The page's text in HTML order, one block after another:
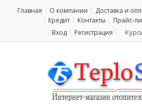
Главная О компании Доставка и
Кредит
Контакты Прайс-
Вход
Регистрация